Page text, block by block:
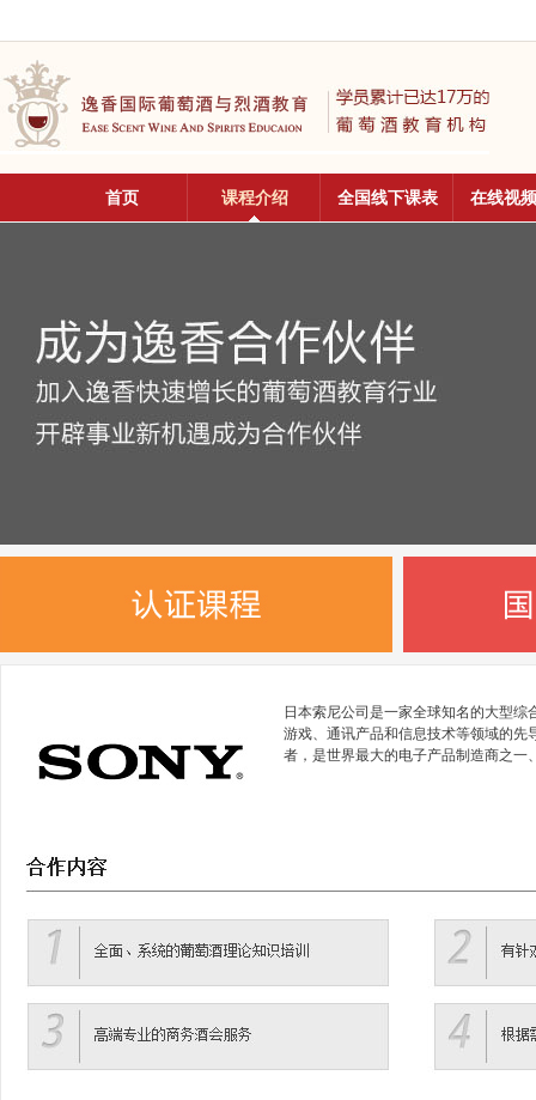
首页 课程介绍 全国线下课表 在线视
日本索尼公司是一家全球知名的大型
游戏、通讯产品和信息技术等领域的先
者，是世界最大的电子产品制造商之一